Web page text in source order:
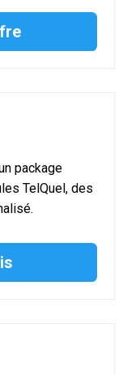
package
TelQuel, des